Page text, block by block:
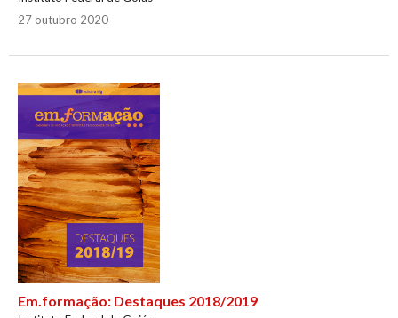
27 outubro 2020
Em.formação: Destaques 2018/2019